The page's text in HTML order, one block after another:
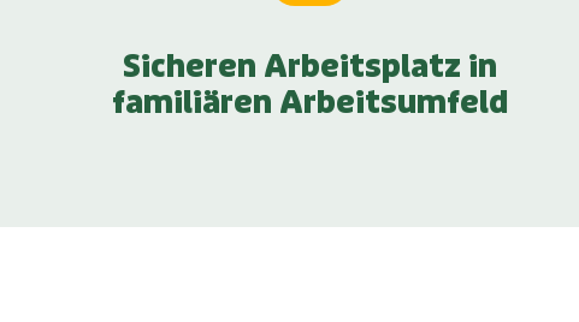
Sicheren Arbeitsplatz in
familiären Arbeitsumfeld